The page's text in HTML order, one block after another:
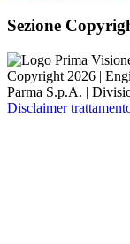
Sezione
Copyright 2026 |
Parma S.p.A. |
Disclaimer